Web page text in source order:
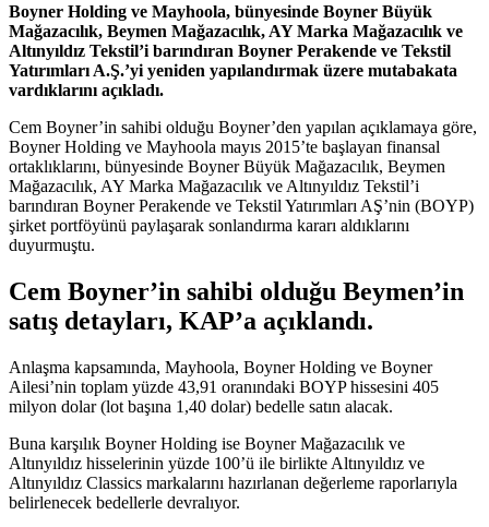
Boyner Holding ve Mayhoola, bünyesinde Boyner Büyük
Mağazacılık, Beymen Mağazacılık, AY Marka Mağazacılık ve
Altınyıldız Tekstil’i barındıran Boyner Perakende ve Tekstil
Yatırımları A.Ş.’yi yeniden yapılandırmak üzere mutabakata
vardıklarını açıkladı.
Cem Boyner’in sahibi olduğu Boyner’den yapılan açıklamaya göre,
Boyner Holding ve Mayhoola mayıs 2015’te başlayan finansal
ortaklıklarını, bünyesinde Boyner Büyük Mağazacılık, Beymen
Mağazacılık, AY Marka Mağazacılık ve Altınyıldız Tekstil’i
barındıran Boyner Perakende ve Tekstil Yatırımları AŞ’nin (BOYP)
şirket portföyünü paylaşarak sonlandırma kararı aldıklarını
duyurmuştu.
Cem Boyner’in sahibi olduğu Beymen’in
satış detayları, KAP’a açıklandı.
Anlaşma kapsamında, Mayhoola, Boyner Holding ve Boyner
Ailesi’nin toplam yüzde 43,91 oranındaki BOYP hissesini 405
milyon dolar (lot başına 1,40 dolar) bedelle satın alacak.
Buna karşılık Boyner Holding ise Boyner Mağazacılık ve
Altınyıldız hisselerinin yüzde 100’ü ile birlikte Altınyıldız ve
Altınyıldız Classics markalarını hazırlanan değerleme raporlarıyla
belirlenecek bedellerle devralıyor.